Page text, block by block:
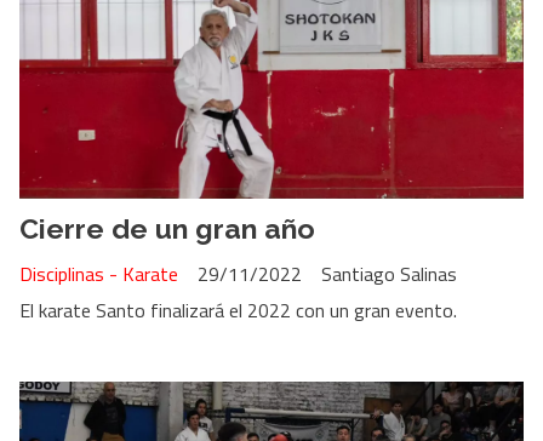
Cierre de un gran año
Santiago Salinas
Disciplinas - Karate
29/11/2022
El karate Santo finalizará el 2022 con un gran evento.